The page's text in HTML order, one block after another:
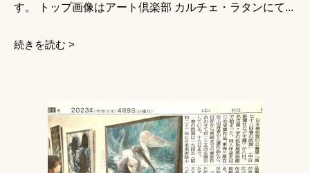
す。 トップ画像はアート倶楽部 カルチェ・ラタンにて...
続きを読む >